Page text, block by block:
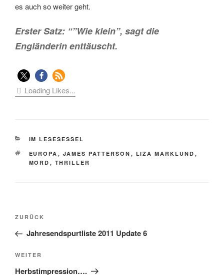
es auch so weiter geht.
Erster Satz: “”Wie klein”, sagt die
Engländerin enttäuscht.
Loading Likes...
KATEGORIEN
IM LESESESSEL
SCHLAGWÖRTER
EUROPA , JAMES PATTERSON , LIZA MARKLUND ,
MORD , THRILLER
Beitragsnavigation
Vorheriger
Beitrag
ZURÜCK
Jahresendspurtliste 2011 Update 6
Nächster
Beitrag
WEITER
Herbstimpression….